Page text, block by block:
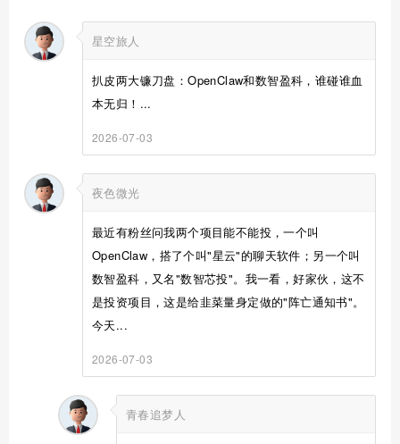
星空旅人
扒皮两大镰刀盘：OpenClaw和数智盈科，谁碰谁血
本无归！...
2026-07-03
夜色微光
最近有粉丝问我两个项目能不能投，一个叫
OpenClaw，搭了个叫"星云"的聊天软件；另一个叫
数智盈科，又名"数智芯投"。我一看，好家伙，这不
是投资项目，这是给韭菜量身定做的"阵亡通知书"。
今天...
2026-07-03
青春追梦人